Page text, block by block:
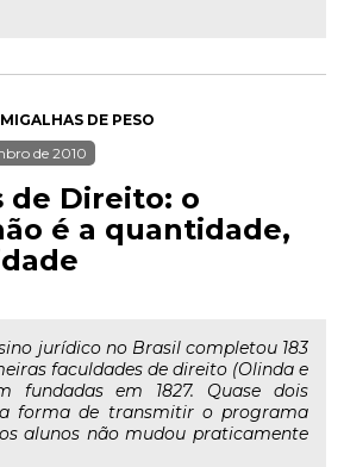
MIGALHAS DE PESO
de 2010
de Direito: o
é a quantidade,
jurídico no Brasil completou 183
faculdades de direito (Olinda e
fundadas em 1827. Quase dois
forma de transmitir o programa
alunos não mudou praticamente